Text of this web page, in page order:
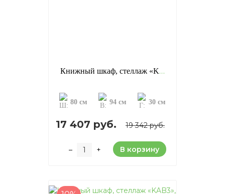
Книжный шкаф, стеллаж «KAB2», отделка: старение (сосна)
80 см 94 см 30 см
17 407 руб. 19 342 руб.
– + В корзину